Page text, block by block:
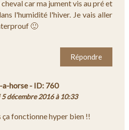
car ma jument vis au pré et
l'humidité l'hiver. Je vais aller
🙂
Répondre
a-horse - ID: 760
décembre 2016 à 10:33
ça fonctionne hyper bien !!